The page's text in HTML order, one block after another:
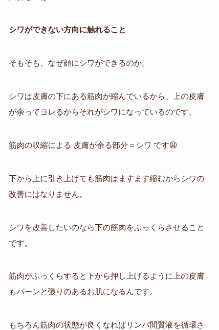
シワができない方向に触れること
そもそも、なぜ顔にシワができるのか。
シワは皮膚の下にある筋肉が縮んでいるから、上の皮膚
が余ってヨレるからそれがシワになっているのです。
筋肉の収縮による 皮膚が余る部分＝シワ です😫
下から上に引き上げても筋肉はますます縮むからシワの
改善にはなりません。
シワを改善したいのなら下の筋肉をふっくらさせること
です。
筋肉がふっくらすると下から押し上げるように上の皮膚
もパーンと張りのあるお肌になるんです。
もちろん筋肉の状態が良くなればリンパ間質液を循環さ